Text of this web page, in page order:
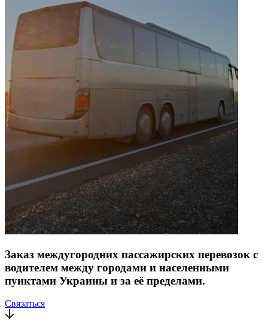
Заказ междугородних пассажирских перевозок с
водителем между городами и населенными
пунктами Украины и за её пределами.
Связаться